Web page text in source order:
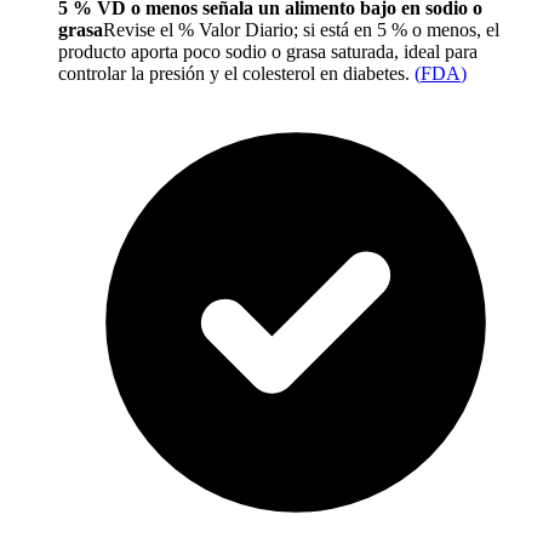
5 % VD o menos señala un alimento bajo en sodio o
grasaRevise el % Valor Diario; si está en 5 % o menos, el
producto aporta poco sodio o grasa saturada, ideal para
controlar la presión y el colesterol en diabetes. (FDA)